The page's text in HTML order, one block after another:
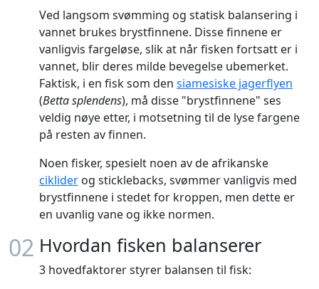
Ved langsom svømming og statisk balansering i
vannet brukes brystfinnene. Disse finnene er
vanligvis fargeløse, slik at når fisken fortsatt er i
vannet, blir deres milde bevegelse ubemerket.
Faktisk, i en fisk som den siamesiske jagerflyen
(Betta splendens), må disse "brystfinnene" ses
veldig nøye etter, i motsetning til de lyse fargene
på resten av finnen.
Noen fisker, spesielt noen av de afrikanske
ciklider og sticklebacks, svømmer vanligvis med
brystfinnene i stedet for kroppen, men dette er
en uvanlig vane og ikke normen.
02 Hvordan fisken balanserer
3 hovedfaktorer styrer balansen til fisk: